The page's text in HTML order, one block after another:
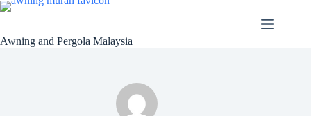
Awning and Pergola Malaysia